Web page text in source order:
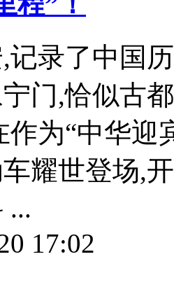
了中国历
门,恰似古
作为“中华
耀世登场,
...
17:02